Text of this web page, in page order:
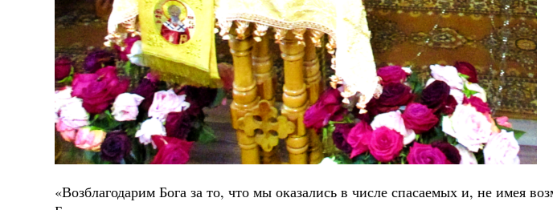
«Возблагодарим Бога за то, что мы оказались в числе спасаемых и, не имея